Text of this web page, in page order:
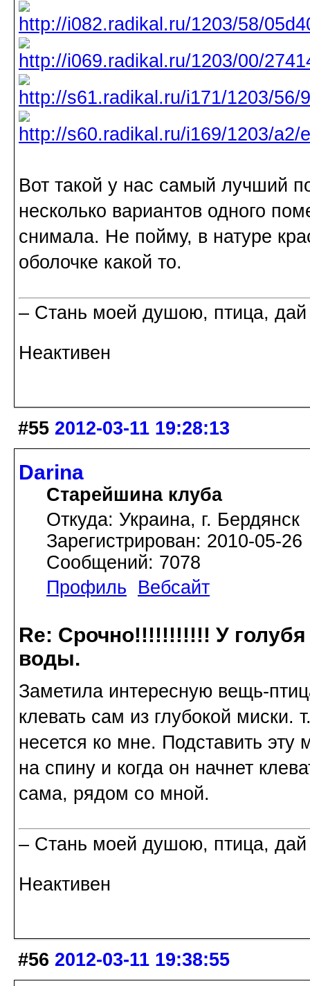
Вот такой у нас самый лучший
несколько вариантов одного
снимала. Не пойму, в натуре
оболочке какой то.
– Стань моей душою, птица,
Неактивен
#55 2012-03-11 19:28:13
Darina
Старейшина клуба
Откуда: Украина, г. Бердянск
Зарегистрирован: 2010-05-26
Сообщений: 7078
Профиль
Вебсайт
Re: Срочно!!!!!!!!!!! У
воды.
Заметила интересную вещь-
клевать сам из глубокой миски.
несется ко мне. Подставить эту
на спину и когда он начнет
сама, рядом со мной.
– Стань моей душою, птица,
Неактивен
#56 2012-03-11 19:38:55